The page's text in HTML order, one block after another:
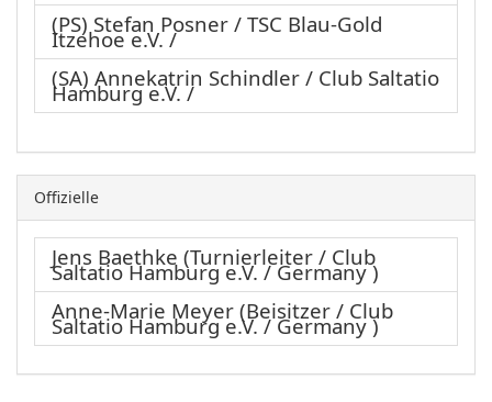
(PS) Stefan Posner / TSC Blau-Gold
Itzehoe e.V. /
(SA) Annekatrin Schindler / Club Saltatio
Hamburg e.V. /
Offizielle
Jens Baethke (Turnierleiter / Club
Saltatio Hamburg e.V. / Germany )
Anne-Marie Meyer (Beisitzer / Club
Saltatio Hamburg e.V. / Germany )